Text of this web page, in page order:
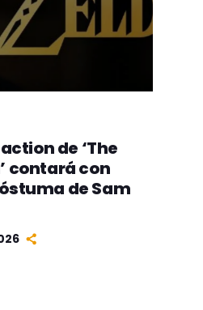
de ‘The
contará con
de Sam